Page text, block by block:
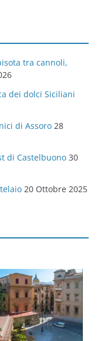
tra cannoli,
dei dolci Siciliani
di Assoro 28
di Castelbuono 30
20 Ottobre 2025